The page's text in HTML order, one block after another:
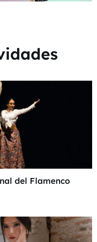
del Flamenco